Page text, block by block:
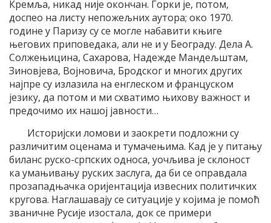
Кремља, никад није окончан. Горки је, потом,
доспео на листу непожељних аутора; око 1970.
године у Паризу су се могле набавити књиге
његових приповедака, али не и у Београду. Дела А.
Солжењицина, Сахарова, Надежде Мандељштам,
Зиновјева, Војновича, Бродског и многих других
најпре су излазила на енглеском и француском
језику, да потом и ми схватимо њихову важност и
предочимо их нашој јавности…
Историјски ломови и заокрети подложни су
различитим оценама и тумачењима. Кад је у питању
биланс руско-српских односа, уочљива је склоност
ка умањивању руских заслуга, да би се оправдала
прозападњачка оријентација извесних политичких
кругова. Наглашавају се ситуације у којима је помоћ
званичне Русије изостала, док се примери